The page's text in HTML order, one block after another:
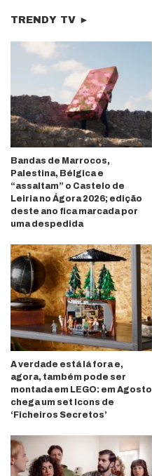
TRENDY TV ►
Bandas de Marrocos,
Palestina, Bélgica e
“assaltam” o Castelo de
Leiria no Ágora 2026; edição
deste ano fica marcada por
uma despedida
A verdade está lá fora e,
agora, também pode ser
montada em LEGO: em Agosto
chega um set Icons de
‘Ficheiros Secretos’